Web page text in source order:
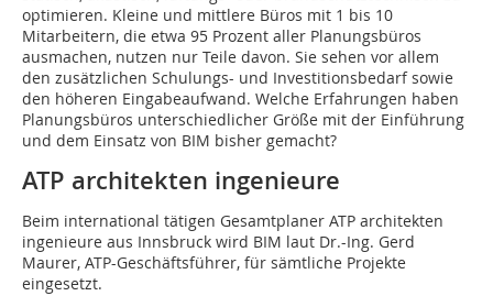
optimieren. Kleine und mittlere Büros mit 1 bis 10
Mitarbeitern, die etwa 95 Prozent aller Planungsbüros
ausmachen, nutzen nur Teile davon. Sie sehen vor allem
den zusätzlichen Schulungs- und Investitionsbedarf sowie
den höheren Eingabeaufwand. Welche Erfahrungen haben
Planungsbüros unterschiedlicher Größe mit der Einführung
und dem Einsatz von BIM bisher gemacht?
ATP architekten ingenieure
Beim international tätigen Gesamtplaner ATP architekten
ingenieure aus Innsbruck wird BIM laut Dr.-Ing. Gerd
Maurer, ATP-Geschäftsführer, für sämtliche Projekte
eingesetzt.